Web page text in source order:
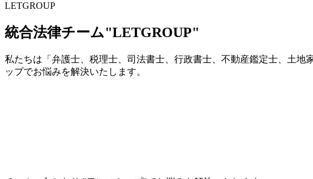
LETGROUP
統合法律チーム"LETGROUP"
私たちは「弁護士、税理士、司法書士、行政書士、不動産鑑定士、土
ップでお悩みを解決いたします。